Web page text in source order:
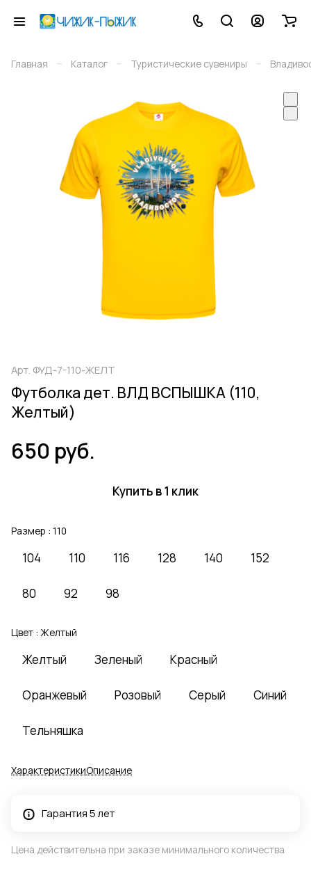
Главная – Каталог – Туристические сувениры –
Арт. ФУД-7-110-ЖЕЛТ
Футболка дет. ВЛД ВСПЫШКА (110,
Желтый)
650 руб.
Купить в 1 клик
Размер : 110
104 110 116 128 140 152
80 92 98
Цвет : Желтый
Желтый Зеленый Красный
Оранжевый Розовый Серый Синий
Тельняшка
ХарактеристикиОписание
Гарантия 5 лет
Цена действительна при заказе минимального количества